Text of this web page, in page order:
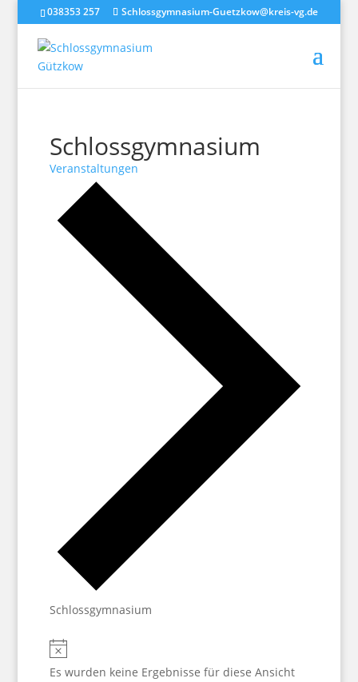
038353 257 Schlossgymnasium-Guetzkow@kreis-vg.de
Schlossgymnasium
Veranstaltungen
Schlossgymnasium
Veranstaltungen
Es wurden keine Ergebnisse für diese Ansicht